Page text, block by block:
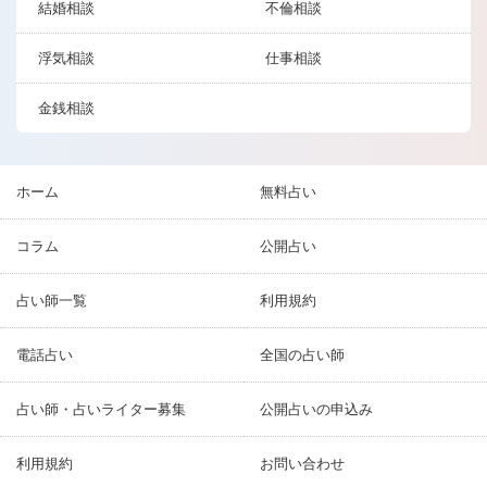
結婚相談 不倫相談
浮気相談 仕事相談
金銭相談
ホーム 無料占い
コラム 公開占い
占い師一覧 利用規約
電話占い 全国の占い師
占い師・占いライター募集 公開占いの申込み
利用規約 お問い合わせ